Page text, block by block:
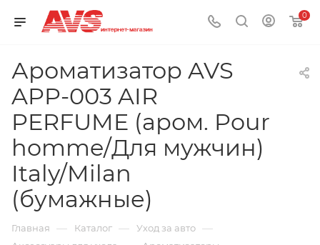
0
Ароматизатор AVS
APP-003 AIR
PERFUME (аром. Pour
homme/Для мужчин)
Italy/Milan
(бумажные)
Главная — Каталог — Уход за авто —